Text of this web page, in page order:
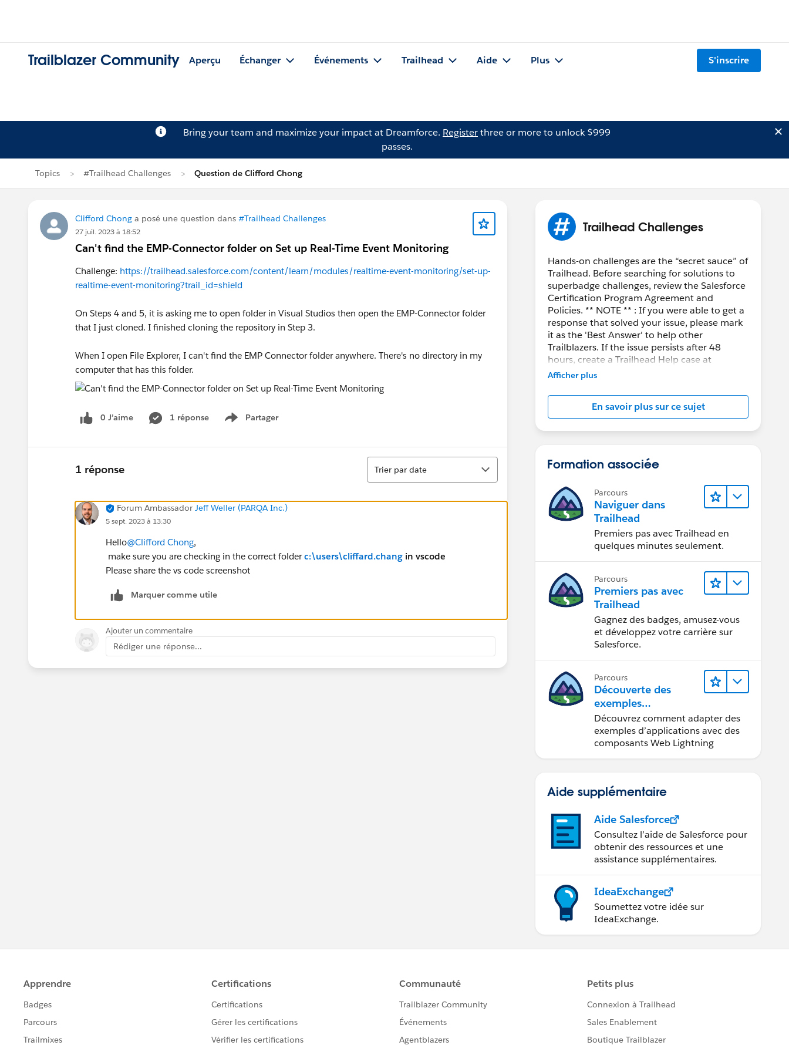
Trailblazer Community Aperçu Échanger Événements Trailhead Aide Plus S'inscrire
Bring your team and maximize your impact at Dreamforce. Registerthree or more to unlock $999
passes.
Topics #Trailhead Challenges Question de Clifford Chong
Clifford Chong a posé une question dans #Trailhead Challenges
27 juil. 2023 à 18:52
Can't find the EMP-Connector folder on Set up Real-Time Event Monitoring
Challenge: https://trailhead.salesforce.com/content/learn/modules/realtime-event-monitoring/set-up-
realtime-event-monitoring?trail_id=shield
On Steps 4 and 5, it is asking me to open folder in Visual Studios then open the EMP-Connector folder
that I just cloned. I finished cloning the repository in Step 3.
When I open File Explorer, I can't find the EMP Connector folder anywhere. There's no directory in my
computer that has this folder.
0 J’aime 1 réponse Partager
Show menu
1 réponse
Tri
Trier par date
Forum Ambassador Jeff Weller (PARQA Inc.)
5 sept. 2023 à 13:30
Hello@Clifford Chong,
make sure you are checking in the correct folder c:\users\cliffard.chang in vscode
Please share the vs code screenshot
Marquer comme utile
Ajouter un commentaire
Rédiger une réponse...
Trailhead Challenges
Hands-on challenges are the “secret sauce” of
Trailhead. Before searching for solutions to
superbadge challenges, review the Salesforce
Certification Program Agreement and
Policies. ** NOTE ** : If you were able to get a
response that solved your issue, please mark
it as the 'Best Answer' to help other
Trailblazers. If the issue persists after 48
hours, create a Trailhead Help case at
https://help.salesforce.com/s/support
Afficher plus
En savoir plus sur ce sujet
Formation associée
Parcours
Naviguer dans
Trailhead
Premiers pas avec Trailhead en
quelques minutes seulement.
Parcours
Premiers pas avec
Trailhead
Gagnez des badges, amusez-vous
et développez votre carrière sur
Salesforce.
Parcours
Découverte des
exemples
d’applications
Trailhead
Découvrez comment adapter des
exemples d’applications avec des
composants Web Lightning
Aide supplémentaire
Aide Salesforce
Consultez l’aide de Salesforce pour
obtenir des ressources et une
assistance supplémentaires.
IdeaExchange
Soumettez votre idée sur
IdeaExchange.